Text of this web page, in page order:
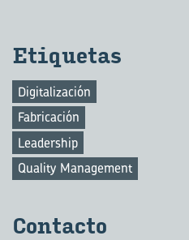
Eti­que­tas
Digitalización
Fabricación
Leadership
Quality Management
Con­tac­to